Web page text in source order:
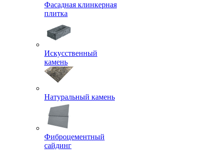
Фасадная клинкерная
плитка
Искусственный
камень
Натуральный камень
Фиброцементный
сайдинг